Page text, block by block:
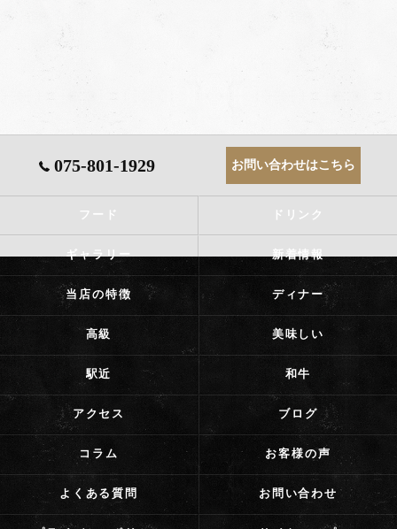
075-801-1929 お問い合わせはこちら
フード ドリンク
ギャラリー 新着情報
当店の特徴 ディナー
高級 美味しい
駅近 和牛
アクセス ブログ
コラム お客様の声
よくある質問 お問い合わせ